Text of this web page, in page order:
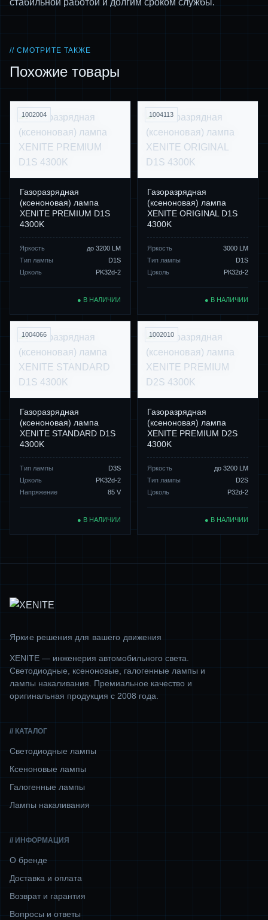
стабильной работой и долгим сроком службы.
// СМОТРИТЕ ТАКЖЕ
Похожие товары
1002004
Газоразрядная
(ксеноновая) лампа
XENITE PREMIUM D1S
4300K
Яркость
до 3200 LM
Тип лампы
D1S
Цоколь
PK32d-2
● В НАЛИЧИИ
1004113
Газоразрядная
(ксеноновая) лампа
XENITE ORIGINAL D1S
4300K
Яркость
3000 LM
Тип лампы
D1S
Цоколь
PК32d-2
● В НАЛИЧИИ
1004066
Газоразрядная
(ксеноновая) лампа
XENITE STANDARD D1S
4300K
Тип лампы
D3S
Цоколь
PK32d-2
Напряжение
85 V
● В НАЛИЧИИ
1002010
Газоразрядная
(ксеноновая) лампа
XENITE PREMIUM D2S
4300K
Яркость
до 3200 LM
Тип лампы
D2S
Цоколь
P32d-2
● В НАЛИЧИИ
Яркие решения для вашего движения
XENITE — инженерия автомобильного света.
Светодиодные, ксеноновые, галогенные лампы и
лампы накаливания. Премиальное качество и
оригинальная продукция с 2008 года.
// КАТАЛОГ
Светодиодные лампы
Ксеноновые лампы
Галогенные лампы
Лампы накаливания
// ИНФОРМАЦИЯ
О бренде
Доставка и оплата
Возврат и гарантия
Вопросы и ответы